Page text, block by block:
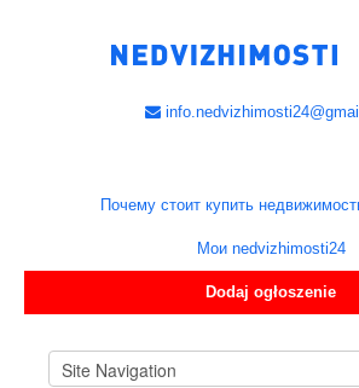
Почему стоит купить
Мои nedvizhimosti24
Dodaj ogłoszenie